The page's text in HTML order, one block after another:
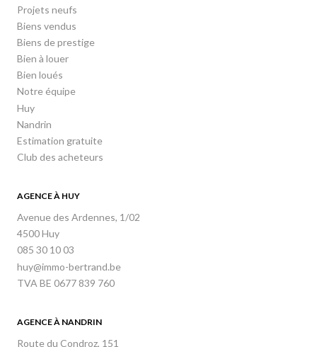
Projets neufs
Biens vendus
Biens de prestige
Bien à louer
Bien loués
Notre équipe
Huy
Nandrin
Estimation gratuite
Club des acheteurs
AGENCE À HUY
Avenue des Ardennes, 1/02
4500 Huy
085 30 10 03
huy@immo-bertrand.be
TVA BE 0677 839 760
AGENCE À NANDRIN
Route du Condroz, 151